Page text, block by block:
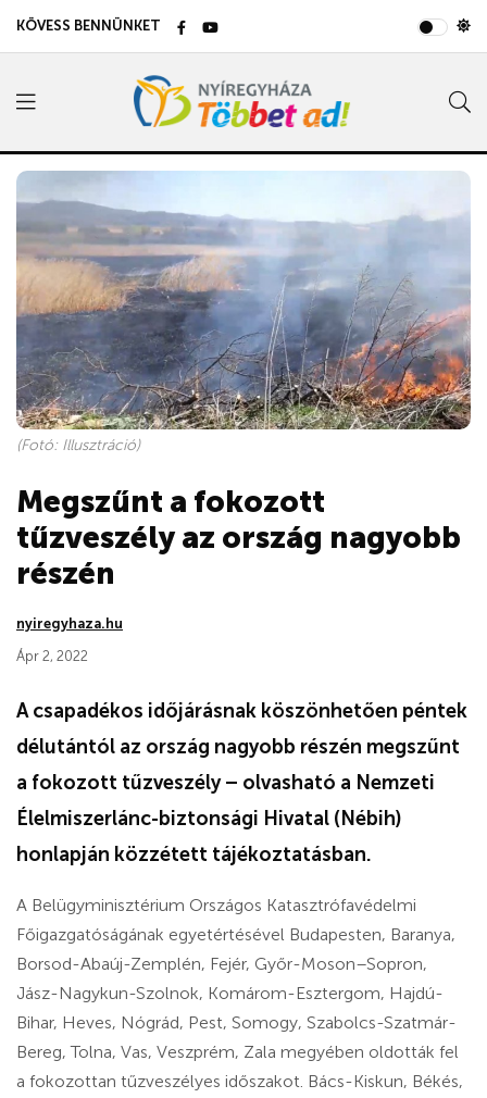
KÖVESS BENNÜNKET
(Fotó: Illusztráció)
Megszűnt a fokozott
tűzveszély az ország nagyobb
részén
nyiregyhaza.hu
Ápr 2, 2022
A csapadékos időjárásnak köszönhetően péntek
délutántól az ország nagyobb részén megszűnt
a fokozott tűzveszély – olvasható a Nemzeti
Élelmiszerlánc-biztonsági Hivatal (Nébih)
honlapján közzétett tájékoztatásban.
A Belügyminisztérium Országos Katasztrófavédelmi
Főigazgatóságának egyetértésével Budapesten, Baranya,
Borsod-Abaúj-Zemplén, Fejér, Győr-Moson–Sopron,
Jász-Nagykun-Szolnok, Komárom-Esztergom, Hajdú-
Bihar, Heves, Nógrád, Pest, Somogy, Szabolcs-Szatmár-
Bereg, Tolna, Vas, Veszprém, Zala megyében oldották fel
a fokozottan tűzveszélyes időszakot. Bács-Kiskun, Békés,